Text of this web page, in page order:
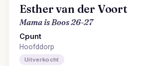
Esther van der Voort
Mama is Boos 26-27
Cpunt
Hoofddorp
Uitverkocht